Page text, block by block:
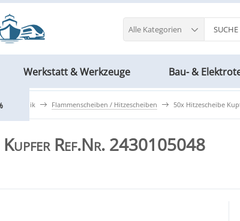
Alle Kategorien
Werkstatt & Werkzeuge Bau- &
Flammenscheiben / Hitzescheiben 50x Hitzescheibe
Kupfer Ref.Nr. 2430105048